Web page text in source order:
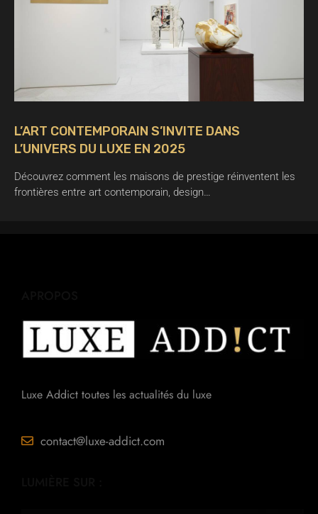
L’ART CONTEMPORAIN S’INVITE DANS
L’UNIVERS DU LUXE EN 2025
Découvrez comment les maisons de prestige réinventent les
frontières entre art contemporain, design…
Luxe Addict toutes les actualités du luxe
contact@luxe-addict.com